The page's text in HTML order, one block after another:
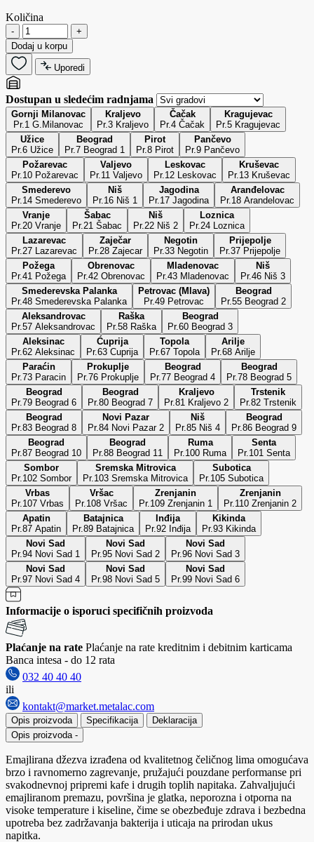
Količina
-
+
Dodaj u korpu
Uporedi
Dostupan u sledećim radnjama
Gornji Milanovac
Pr.1 G.Milanovac
Kraljevo
Pr.3 Kraljevo
Čačak
Pr.4 Čačak
Kragujevac
Pr.5 Kragujevac
Užice
Pr.6 Užice
Beograd
Pr.7 Beograd 1
Pirot
Pr.8 Pirot
Pančevo
Pr.9 Pančevo
Požarevac
Pr.10 Požarevac
Valjevo
Pr.11 Valjevo
Leskovac
Pr.12 Leskovac
Kruševac
Pr.13 Kruševac
Smederevo
Pr.14 Smederevo
Niš
Pr.16 Niš 1
Jagodina
Pr.17 Jagodina
Aranđelovac
Pr.18 Arandelovac
Vranje
Pr.20 Vranje
Šabac
Pr.21 Šabac
Niš
Pr.22 Niš 2
Loznica
Pr.24 Loznica
Lazarevac
Pr.27 Lazarevac
Zaječar
Pr.28 Zajecar
Negotin
Pr.33 Negotin
Prijepolje
Pr.37 Prijepolje
Požega
Pr.41 Požega
Obrenovac
Pr.42 Obrenovac
Mladenovac
Pr.43 Mladenovac
Niš
Pr.46 Niš 3
Smederevska Palanka
Pr.48 Smederevska Palanka
Petrovac (Mlava)
Pr.49 Petrovac
Beograd
Pr.55 Beograd 2
Aleksandrovac
Pr.57 Aleksandrovac
Raška
Pr.58 Raška
Beograd
Pr.60 Beograd 3
Aleksinac
Pr.62 Aleksinac
Ćuprija
Pr.63 Cuprija
Topola
Pr.67 Topola
Arilje
Pr.68 Arilje
Paraćin
Pr.73 Paracin
Prokuplje
Pr.76 Prokuplje
Beograd
Pr.77 Beograd 4
Beograd
Pr.78 Beograd 5
Beograd
Pr.79 Beograd 6
Beograd
Pr.80 Beograd 7
Kraljevo
Pr.81 Kraljevo 2
Trstenik
Pr.82 Trstenik
Beograd
Pr.83 Beograd 8
Novi Pazar
Pr.84 Novi Pazar 2
Niš
Pr.85 Niš 4
Beograd
Pr.86 Beograd 9
Beograd
Pr.87 Beograd 10
Beograd
Pr.88 Beograd 11
Ruma
Pr.100 Ruma
Senta
Pr.101 Senta
Sombor
Pr.102 Sombor
Sremska Mitrovica
Pr.103 Sremska Mitrovica
Subotica
Pr.105 Subotica
Vrbas
Pr.107 Vrbas
Vršac
Pr.108 Vršac
Zrenjanin
Pr.109 Zrenjanin 1
Zrenjanin
Pr.110 Zrenjanin 2
Apatin
Pr.87 Apatin
Batajnica
Pr.89 Batajnica
Inđija
Pr.92 Inđija
Kikinda
Pr.93 Kikinda
Novi Sad
Pr.94 Novi Sad 1
Novi Sad
Pr.95 Novi Sad 2
Novi Sad
Pr.96 Novi Sad 3
Novi Sad
Pr.97 Novi Sad 4
Novi Sad
Pr.98 Novi Sad 5
Novi Sad
Pr.99 Novi Sad 6
Informacije o isporuci specifičnih proizvoda
Plaćanje na rate Plaćanje na rate kreditnim i debitnim karticama
Banca intesa - do 12 rata
032 40 40 40
ili
kontakt@market.metalac.com
Opis proizvoda Specifikacija
Deklaracija
Opis proizvoda -
Emajlirana džezva izrađena od kvalitetnog čeličnog lima omogućava
brzo i ravnomerno zagrevanje, pružajući pouzdane performanse pri
svakodnevnoj pripremi kafe i drugih toplih napitaka. Zahvaljujući
emajliranom premazu, površina je glatka, neporozna i otporna na
visoke temperature i kiseline, čime se obezbeđuje zdrava i bezbedna
upotreba bez zadržavanja bakterija i uticaja na prirodan ukus
napitka.